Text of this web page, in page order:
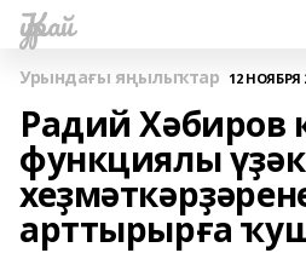
Ҡурай
Урындағы яңылыҡтар 12 НОЯБРЯ
Радий Хәбиров
функциялы үҙәк
арттырырға